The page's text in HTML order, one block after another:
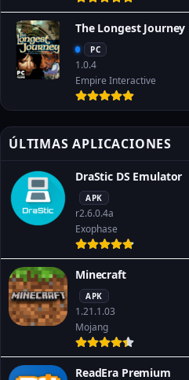
The Longest Journey
PC
1.0.4
Empire Interactive
ÚLTIMAS APLICACIONES
DraStic DS Emulator
APK
r2.6.0.4a
Exophase
Minecraft
APK
1.21.1.03
Mojang
ReadEra Premium